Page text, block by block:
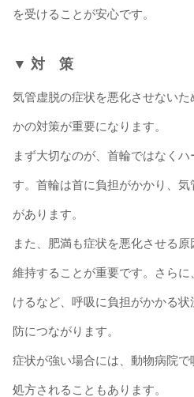
を受けることが安心です。
▼ 対 策
気管虚脱の症状を悪化させない
かの対策が重要になります。
まず大切なのが、首輪ではなく
す。首輪は首に負担がかかり、
があります。
また、肥満も症状を悪化させる
維持することが重要です。さら
けるなど、呼吸に負担がかかる
防につながります。
症状が強い場合には、動物病院
処方されることもあります。